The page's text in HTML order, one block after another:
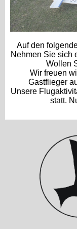
Auf den
Nehmen Sie sich
Wollen
Wir freuen
Gastflieger
Unsere
statt.